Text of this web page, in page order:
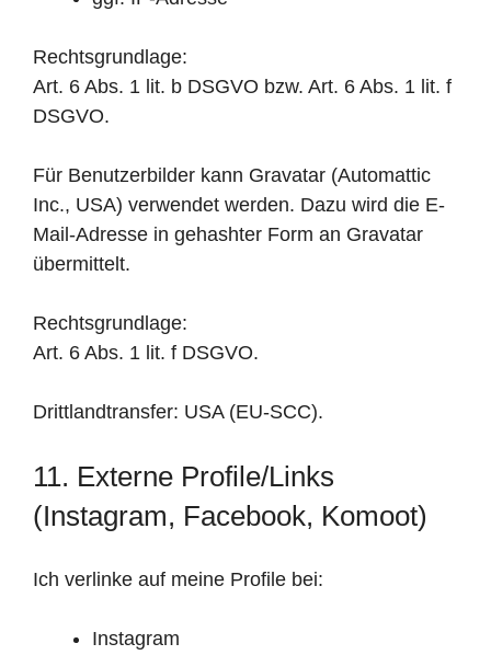
Rechtsgrundlage:
Art. 6 Abs. 1 lit. b DSGVO bzw. Art. 6 Abs. 1 lit. f
DSGVO.
Für Benutzerbilder kann Gravatar (Automattic
Inc., USA) verwendet werden. Dazu wird die E-
Mail-Adresse in gehashter Form an Gravatar
übermittelt.
Rechtsgrundlage:
Art. 6 Abs. 1 lit. f DSGVO.
Drittlandtransfer: USA (EU-SCC).
11. Externe Profile/Links
(Instagram, Facebook, Komoot)
Ich verlinke auf meine Profile bei:
Instagram